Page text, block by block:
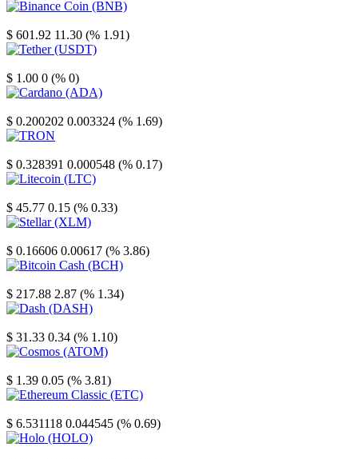
$ 601.92 11.30 (% 1.91)
$ 1.00 0 (% 0)
$ 0.200202 0.003324 (% 1.69)
$ 0.328391 0.000548 (% 0.17)
$ 45.77 0.15 (% 0.33)
$ 0.16606 0.00617 (% 3.86)
$ 217.88 2.87 (% 1.34)
$ 31.33 0.34 (% 1.10)
$ 1.39 0.05 (% 3.81)
$ 6.531118 0.044545 (% 0.69)